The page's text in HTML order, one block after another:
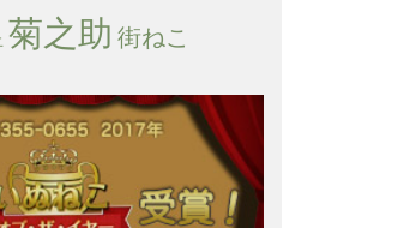
菊之助 街ねこ